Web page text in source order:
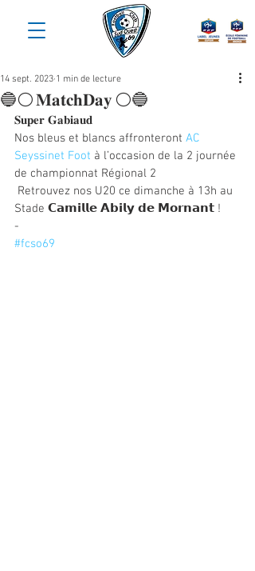
🔵⚪️ 𝐌𝐚𝐭𝐜𝐡𝐃𝐚𝐲 ⚪️🔵
14 sept. 2023 1 min de lecture
𝐒𝐮𝐩𝐞𝐫 𝐆𝐚𝐛𝐢𝐚𝐮𝐝
Nos bleus et blancs affronteront AC
Seyssinet Foot à l’occasion de la 2 journée
de championnat Régional 2
Stade 𝗖𝗮𝗺𝗶𝗹𝗹𝗲 𝗔𝗯𝗶𝗹𝘆 𝗱𝗲 𝗠𝗼𝗿𝗻𝗮𝗻𝘁 !
-
#fcso69